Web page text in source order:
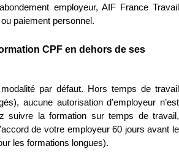
employeur, AIF France Travail
paiement personnel.
CPF en dehors de ses
par défaut. Hors temps de travail
aucune autorisation d’employeur n’est
suivre la formation sur temps de travail,
de votre employeur 60 jours avant le
les formations longues).